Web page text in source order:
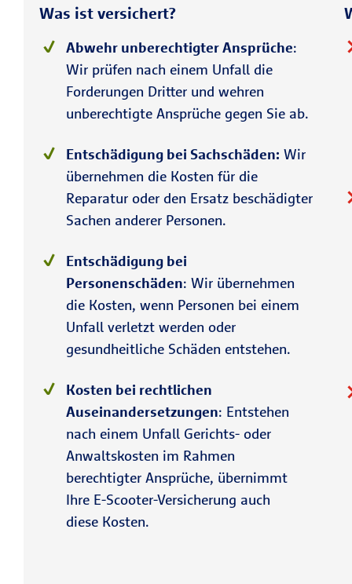
Was ist versichert?
Abwehr unberechtigter Ansprüche:
Wir prüfen nach einem Unfall die
Forderungen Dritter und wehren
unberechtigte Ansprüche gegen Sie ab.
Entschädigung bei Sachschäden: Wir
übernehmen die Kosten für die
Reparatur oder den Ersatz beschädigter
Sachen anderer Personen.
Entschädigung bei
Personenschäden: Wir übernehmen
die Kosten, wenn Personen bei einem
Unfall verletzt werden oder
gesundheitliche Schäden entstehen.
Kosten bei rechtlichen
Auseinandersetzungen: Entstehen
nach einem Unfall Gerichts- oder
Anwaltskosten im Rahmen
berechtigter Ansprüche, übernimmt
Ihre E-Scooter-Versicherung auch
diese Kosten.